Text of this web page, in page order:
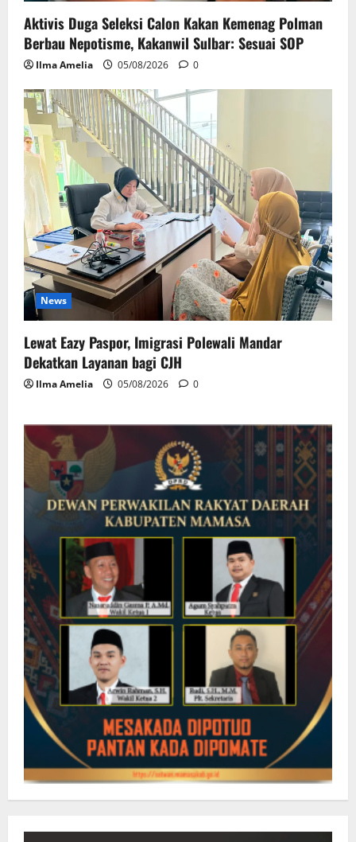
Aktivis Duga Seleksi Calon Kakan Kemenag Polman
Berbau Nepotisme, Kakanwil Sulbar: Sesuai SOP
Ilma Amelia 05/08/2026 0
News
Lewat Eazy Paspor, Imigrasi Polewali Mandar
Dekatkan Layanan bagi CJH
Ilma Amelia 05/08/2026 0